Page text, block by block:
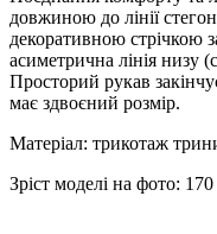
довжиною до лінії
декоративною стрічкою
асиметрична лінія низу
Просторий рукав
має здвоєний розмір.
Матеріал: трикотаж
Зріст моделі на фото: